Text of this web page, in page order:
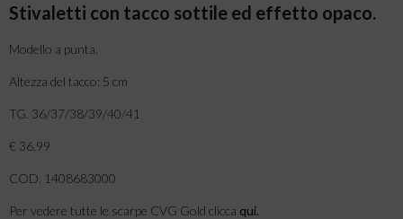
Stivaletti con tacco sottile ed effetto opaco.
Modello a punta.
Altezza del tacco: 5 cm
TG. 36/37/38/39/40/41
€ 36,99
COD. 1408683000
Per vedere tutte le scarpe CVG Gold clicca qui.